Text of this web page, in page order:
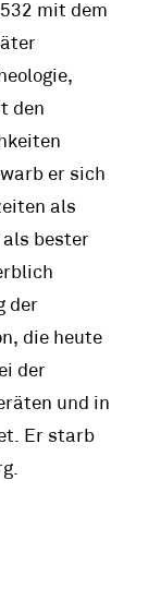
mit dem
den
er sich
als
als bester
der
die heute
der
und in
Er starb